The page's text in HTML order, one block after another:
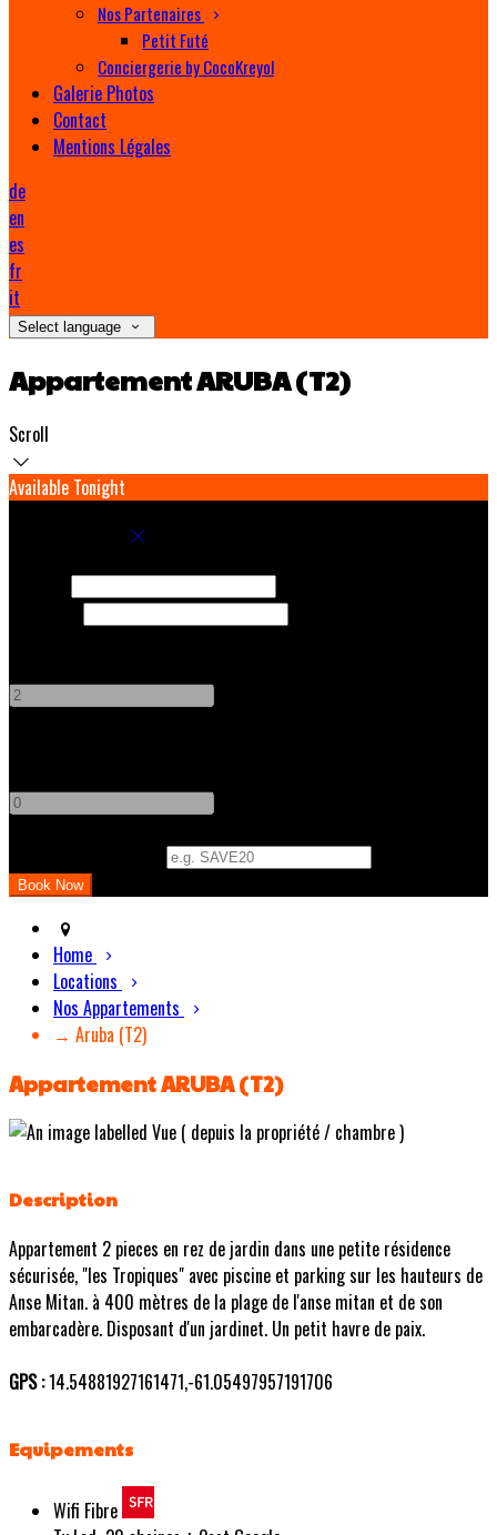
Nos Partenaires
Petit Futé
Conciergerie by CocoKreyol
Galerie Photos
Contact
Mentions Légales
de
en
es
fr
it
Select language
Appartement ARUBA (T2)
Scroll
Available Tonight
Home
Locations
Nos Appartements
→ Aruba (T2)
Appartement ARUBA (T2)
Description
Appartement 2 pieces en rez de jardin dans une petite résidence
sécurisée, "les Tropiques" avec piscine et parking sur les hauteurs de
Anse Mitan. à 400 mètres de la plage de l'anse mitan et de son
embarcadère. Disposant d'un jardinet. Un petit havre de paix.
GPS :14.54881927161471,-61.05497957191706
Equipements
Wifi Fibre